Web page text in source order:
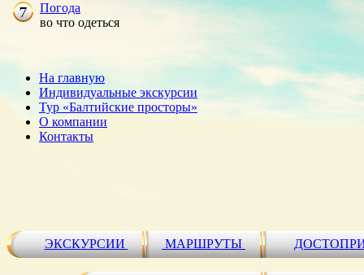
Погода
во что одеться
На главную
Индивидуальные экскурсии
Тур «Балтийские просторы»
О компании
Контакты
ЭКСКУРСИИ МАРШРУТЫ